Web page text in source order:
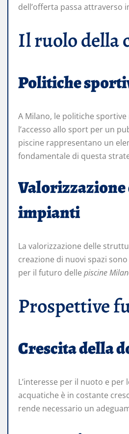
dell’offerta passa attraverso
Il ruolo della
Politiche
A Milano, le politiche
l’accesso allo sport per un
piscine rappresentano un
fondamentale di questa
impianti
La valorizzazione delle
creazione di nuovi spazi
per il futuro delle piscine
Prospettive
Crescita della
L’interesse per il nuoto e per
acquatiche è in costante
rende necessario un